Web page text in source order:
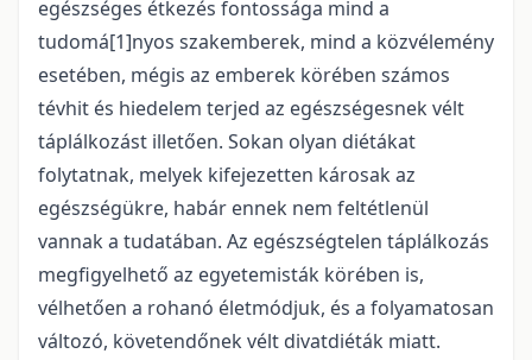
egészséges étkezés fontossága mind a
tudomá[1]nyos szakemberek, mind a közvélemény
esetében, mégis az emberek körében számos
tévhit és hiedelem terjed az egészségesnek vélt
táplálkozást illetően. Sokan olyan diétákat
folytatnak, melyek kifejezetten károsak az
egészségükre, habár ennek nem feltétlenül
vannak a tudatában. Az egészségtelen táplálkozás
megfigyelhető az egyetemisták körében is,
vélhetően a rohanó életmódjuk, és a folyamatosan
változó, követendőnek vélt divatdiéták miatt.